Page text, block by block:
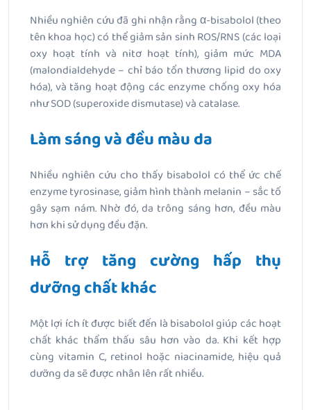
Nhiều nghiên cứu đã ghi nhận rằng α-bisabolol (theo
tên khoa học) có thể giảm sản sinh ROS/RNS (các loại
oxy hoạt tính và nitơ hoạt tính), giảm mức MDA
(malondialdehyde – chỉ báo tổn thương lipid do oxy
hóa), và tăng hoạt động các enzyme chống oxy hóa
như SOD (superoxide dismutase) và catalase.
Làm sáng và đều màu da
Nhiều nghiên cứu cho thấy bisabolol có thể ức chế
enzyme tyrosinase, giảm hình thành melanin – sắc tố
gây sạm nám. Nhờ đó, da trông sáng hơn, đều màu
hơn khi sử dụng đều đặn.
Hỗ trợ tăng cường hấp thụ
dưỡng chất khác
Một lợi ích ít được biết đến là bisabolol giúp các hoạt
chất khác thẩm thấu sâu hơn vào da. Khi kết hợp
cùng vitamin C, retinol hoặc niacinamide, hiệu quả
dưỡng da sẽ được nhân lên rất nhiều.